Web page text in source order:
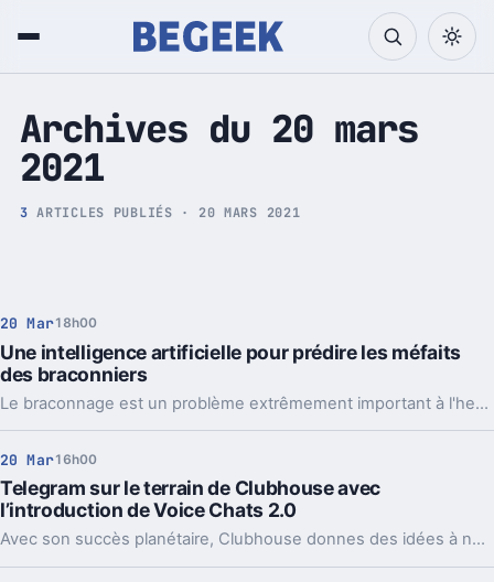
Tech et Pop culture
Archives du 20 mars
2021
3 ARTICLES PUBLIÉS · 20 MARS 2021
20 Mar18h00
Une intelligence artificielle pour prédire les méfaits
des braconniers
Le braconnage est un problème extrêmement important à l'heure actuelle. Les braconniers ne reculent devant rien pour commettre leurs méfaits. Les technologies modernes peuvent aider la lutte.
20 Mar16h00
Telegram sur le terrain de Clubhouse avec
l’introduction de Voice Chats 2.0
Avec son succès planétaire, Clubhouse donnes des idées à nombre de géants de la tech. C'est le cas avec Telegram qui lance aujourd'hui une fonctionnalité similaire.